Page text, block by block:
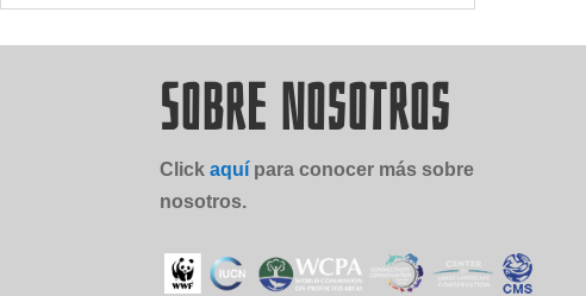
Sobre Nosotros
Clickaquí para conocer más sobre
nosotros.